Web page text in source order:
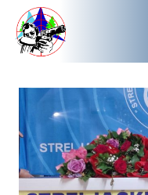
content